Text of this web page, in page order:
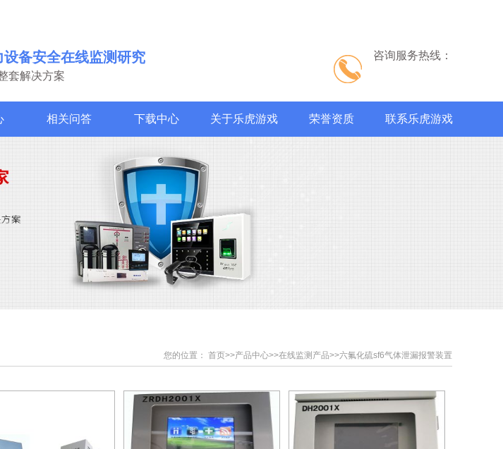
备安全在线监测研究
套解决方案
咨询服务热线：
相关问答 下载中心 关于乐虎游戏 荣誉资质 联系乐虎游戏
您的位置： 首页>>产品中心>>在线监测产品>>六氟化硫sf6气体泄漏报警装置